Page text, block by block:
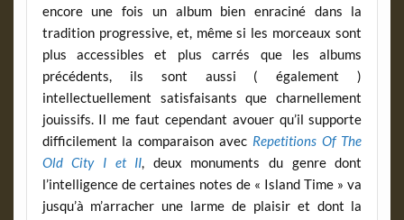
encore une fois un album bien enraciné dans la
tradition progressive, et, même si les morceaux sont
plus accessibles et plus carrés que les albums
précédents, ils sont aussi ( également )
intellectuellement satisfaisants que charnellement
jouissifs. Il me faut cependant avouer qu’il supporte
difficilement la comparaison avec Repetitions Of The
Old City I et II, deux monuments du genre dont
l’intelligence de certaines notes de « Island Time » va
jusqu’à m’arracher une larme de plaisir et dont la